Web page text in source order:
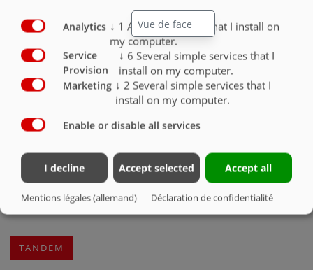
TANDEM
Analytics ↓ 1 A simple service that I install on
my computer.
Service
Provision
↓ 6 Several simple services that I
install on my computer.
Marketing ↓ 2 Several simple services that I
install on my computer.
Enable or disable all services
I decline Accept selected Accept all
Mentions légales (allemand) Déclaration de confidentialité